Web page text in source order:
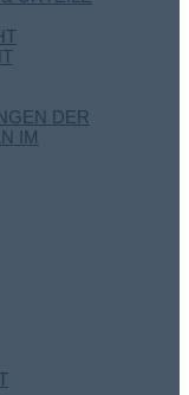
DER
IM